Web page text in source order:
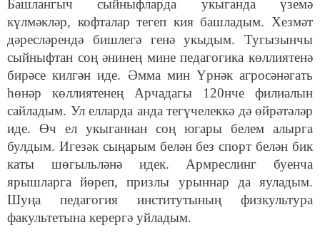
Башлангыч сыйныфларда укыганда үземә
күлмәкләр, кофталар тегеп кия башладым. Хезмәт
дәресләрендә бишлегә генә укыдым. Тугызынчы
сыйныфтан соң әнинең мине педагогика көллиятенә
бирәсе килгән иде. Әмма мин Үрнәк агросәнәгать
һөнәр көллиятенең Арчадагы 120нче филиалын
сайладым. Ул елларда анда тегүчелеккә дә өйрәтәләр
иде. Өч ел укыганнан соң югары белем алырга
булдым. Игезәк сыңарым белән без спорт белән бик
каты шөгыльләнә идек. Армреслинг буенча
ярышларга йөреп, призлы урыннар да яуладым.
Шуңа педагогия институтының физкультура
факультетына керергә уйладым.